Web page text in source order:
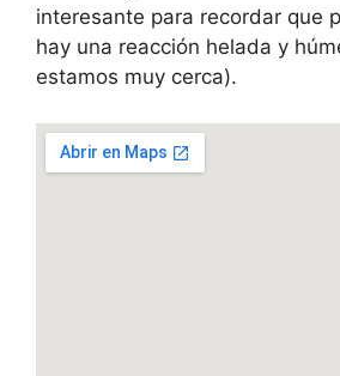
interesante para recordar que
hay una reacción helada y
estamos muy cerca).